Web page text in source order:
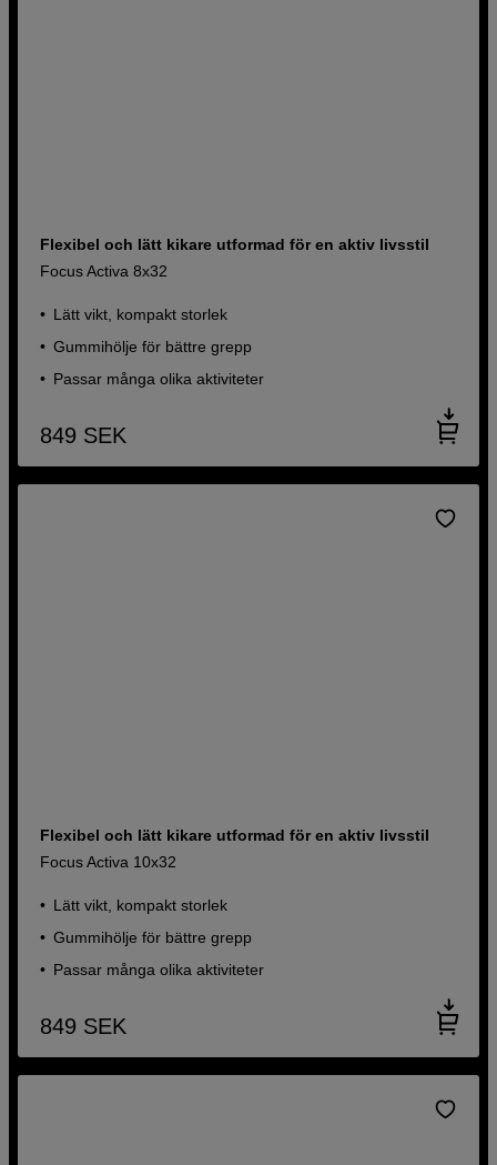
Flexibel och lätt kikare utformad för en aktiv livsstil
Focus Activa 8x32
Lätt vikt, kompakt storlek
Gummihölje för bättre grepp
Passar många olika aktiviteter
849 SEK
Flexibel och lätt kikare utformad för en aktiv livsstil
Focus Activa 10x32
Lätt vikt, kompakt storlek
Gummihölje för bättre grepp
Passar många olika aktiviteter
849 SEK